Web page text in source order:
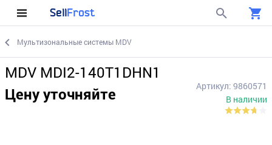
SellFrost
Мультизональные системы MDV
MDV MDI2-140T1DHN1
Цену уточняйте
Артикул: 9860571
В наличии